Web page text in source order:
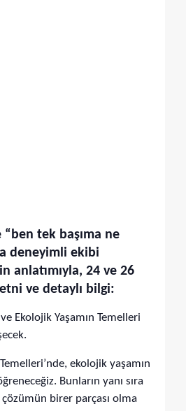
“ben tek başıma ne
deneyimli ekibi
anlatımıyla, 24 ve 26
ve detaylı bilgi:
Ekolojik Yaşamın Temelleri
ekolojik yaşamın
Bunların yanı sıra
birer parçası olma